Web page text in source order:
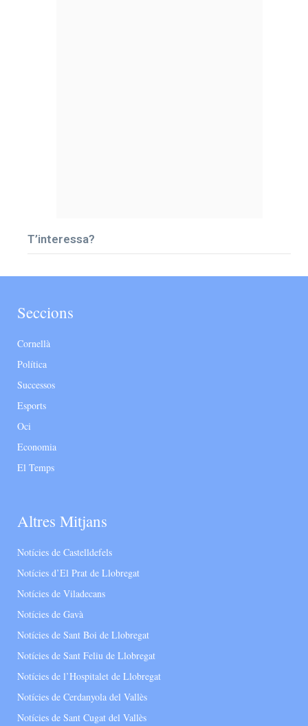
T’interessa?
Seccions
Cornellà
Política
Successos
Esports
Oci
Economia
El Temps
Altres Mitjans
Notícies de Castelldefels
Notícies d’El Prat de Llobregat
Notícies de Viladecans
Notícies de Gavà
Notícies de Sant Boi de Llobregat
Notícies de Sant Feliu de Llobregat
Notícies de l’Hospitalet de Llobregat
Notícies de Cerdanyola del Vallès
Notícies de Sant Cugat del Vallès